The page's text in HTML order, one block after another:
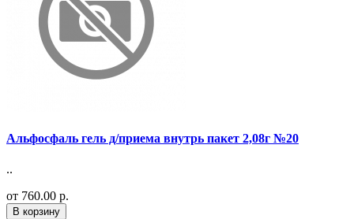
Альфосфаль гель д/приема внутрь пакет 2,08г №20
..
от 760.00 р.
В корзину